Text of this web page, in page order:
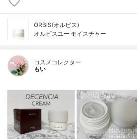
ORBIS(オルビス)
オルビスユー モイスチャー
コスメコレクター
もい